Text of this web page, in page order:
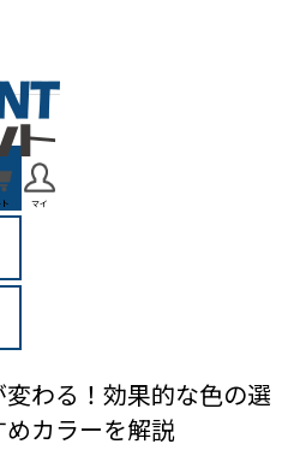
マイ
わる！効果的な色の選
カラーを解説